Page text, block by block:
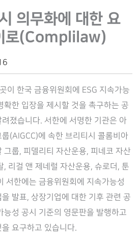
의무화에 대한 요
로(Complilaw)
이 한국 금융위원회에 ESG 지속가능
확한 입장을 제시할 것을 촉구하는 공
졌습니다. 서한에 서명한 기관은 아
(AIGCC)에 속한 브리티시 콜롬비아
그룹, 피델리티 자산운용, 피네코 자산
, 리걸 앤 제네럴 자산운용, 슈로더, 툰
서한에는 금융위원회에 지속가능성
발표, 상장기업에 대한 기후 관련 공
능성 공시 기준의 영문판을 발행하고
요구하고 있습니다.